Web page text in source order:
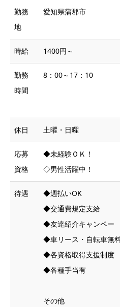
勤務
地
愛知県蒲郡市
時給 1400円～
勤務
時間
8：00～17：10
休日 土曜・日曜
応募
資格
◆未経験ＯＫ！
◇男性活躍中！
待遇
◆週払いOK
◆交通費規定支給
◆友達紹介キャンペー
◆車リース・自転車無
◆各資格取得支援制度
◆各種手当有
その他